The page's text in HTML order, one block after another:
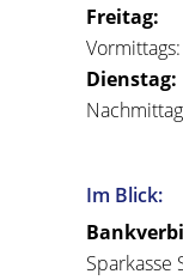
Freitag:
Dienstag:
Im Blick:
Sparkasse